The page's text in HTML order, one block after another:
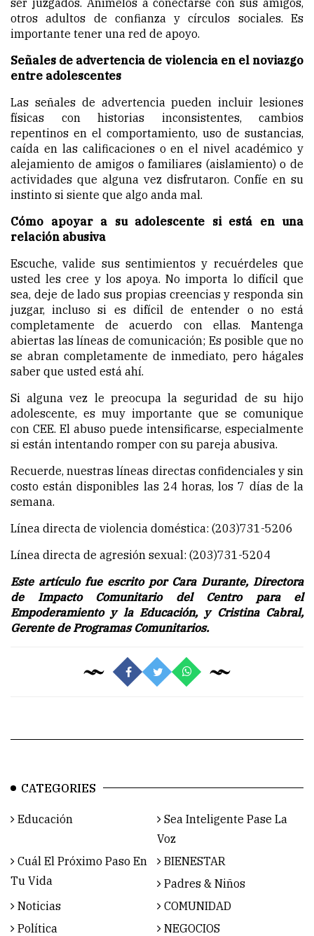
otros adultos de confianza y círculos sociales. Es
importante tener una red de apoyo.
Señales de advertencia de violencia en el noviazgo
entre adolescentes
Las señales de advertencia pueden incluir lesiones
físicas con historias inconsistentes, cambios
repentinos en el comportamiento, uso de sustancias,
caída en las calificaciones o en el nivel académico y
alejamiento de amigos o familiares (aislamiento) o de
actividades que alguna vez disfrutaron. Confíe en su
instinto si siente que algo anda mal.
Cómo apoyar a su adolescente si está en una
relación abusiva
Escuche, valide sus sentimientos y recuérdeles que
usted les cree y los apoya. No importa lo difícil que
sea, deje de lado sus propias creencias y responda sin
juzgar, incluso si es difícil de entender o no está
completamente de acuerdo con ellas. Mantenga
abiertas las líneas de comunicación; Es posible que no
se abran completamente de inmediato, pero hágales
saber que usted está ahí.
Si alguna vez le preocupa la seguridad de su hijo
adolescente, es muy importante que se comunique
con CEE. El abuso puede intensificarse, especialmente
si están intentando romper con su pareja abusiva.
Recuerde, nuestras líneas directas confidenciales y sin
costo están disponibles las 24 horas, los 7 días de la
semana.
Línea directa de violencia doméstica: (203)731-5206
Línea directa de agresión sexual: (203)731-5204
Este artículo fue escrito por Cara Durante, Directora
de Impacto Comunitario del Centro para el
Empoderamiento y la Educación, y Cristina Cabral,
Gerente de Programas Comunitarios.
CATEGORIES
Educación
Sea Inteligente Pase La
Voz
Cuál El Próximo Paso En
Tu Vida
BIENESTAR
Padres & Niños
Noticias
COMUNIDAD
Política
NEGOCIOS